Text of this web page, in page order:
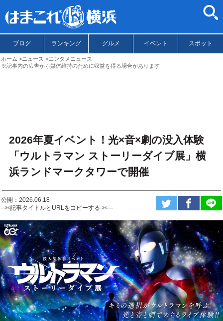
ブログ ランキング グルメ イベント スポット
ホーム ニュース
エンタメニュース
※記事内の広告から媒体維持のために収益を得る場合があります
2026年夏イベント！光×音×劇の没入体験
「ウルトラマン ストーリーダイブ展」横
浜ランドマークタワーで開催
公開：2026.06.18
--✄記事タイトルとURLをコピーする-✄—